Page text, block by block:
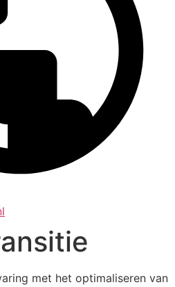
met het optimaliseren van